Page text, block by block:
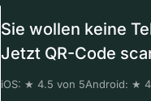
Sie wollen keine
Jetzt QR-Code
iOS: ★ 4.5 von 5Android: ★